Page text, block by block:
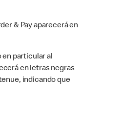
& Pay aparecerá en
en particular al
en letras negras
indicando que